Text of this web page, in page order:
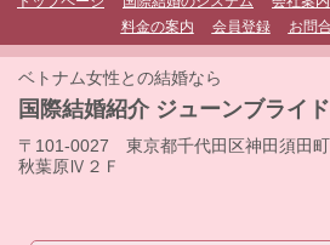
料金の案内
会員登録 お問
ベトナム女性との結婚なら
国際結婚紹介 ジューンブライド
〒101-0027 東京都千代田区神田須田
秋葉原Ⅳ２Ｆ